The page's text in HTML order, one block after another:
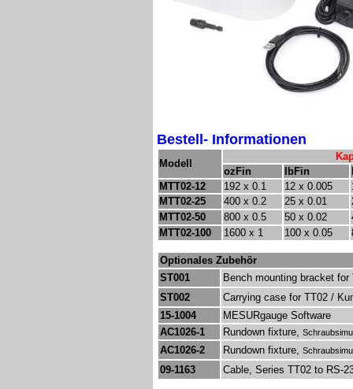
Bestell- Informationen
Modell
ozFin
lbFin
MTT02-12
192 x 0.1 12 x 0.005
MTT02-25
400 x 0.2 25 x 0.01
MTT02-50
800 x 0.5 50 x 0.02
MTT02-100
1600 x 1 100 x 0.05
Optionales Zubehör
ST001
Bench mounting bracket
ST002
Carrying case for TT02 /
15-1004
MESURgauge Software
AC1026-1
Rundown fixture,
AC1026-2 Rundown fixture,
09-1163 Cable, Series